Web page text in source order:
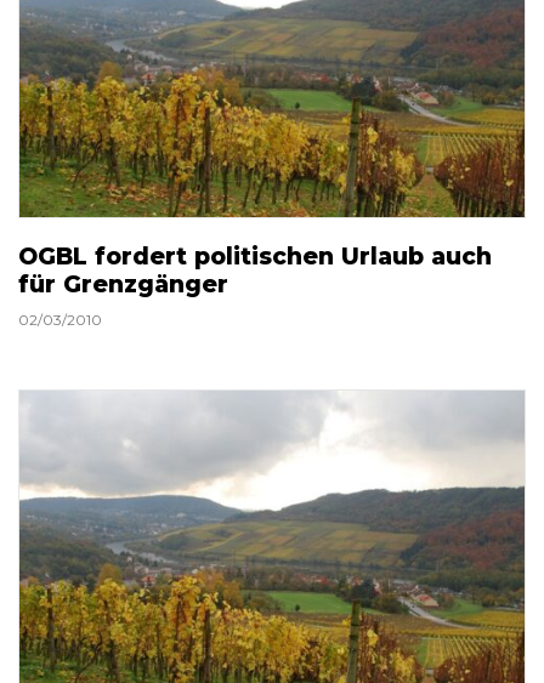
OGBL fordert politischen Urlaub auch
für Grenzgänger
02/03/2010